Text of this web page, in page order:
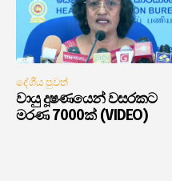
දේශීය පුවත්
වායු දූෂණයෙන් වසරකට
මරණ 7000ක් (VIDEO)